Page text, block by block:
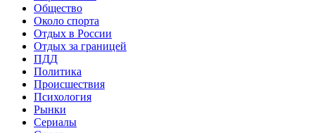
Общество
Около спорта
Отдых в России
Отдых за границей
ПДД
Политика
Происшествия
Психология
Рынки
Сериалы